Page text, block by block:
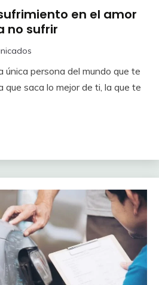
en el amor
no sufrir
única persona del mundo que te
que saca lo mejor de ti, la que te